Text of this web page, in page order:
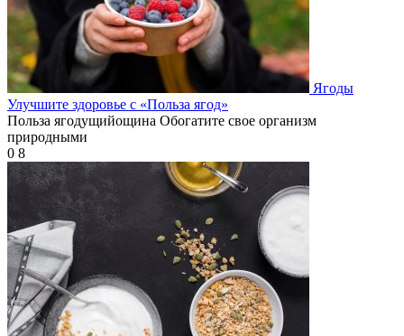
Ягоды
Улучшите здоровье с «Польза ягод»
Польза ягодущийощина Обогатите свое организм
природными
0 8